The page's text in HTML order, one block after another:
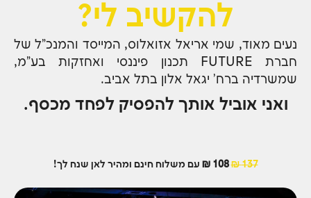
להקשיב לי?
נעים מאוד, שמי אריאל אזואלוס, המייסד והמנכ"ל של
חברת FUTURE תכנון פיננסי ואחזקות בע"מ,
שמשרדיה ברח' יגאל אלון בתל אביב.
ואני אוביל אותך להפסיק לפחד מכסף.
137 ₪
108 ₪ עם משלוח חינם ומהיר לאן שנח לך!